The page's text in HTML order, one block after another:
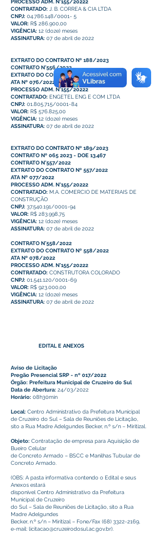
PROCESSO ADM. N°155/20222
CONTRATADO: J. B. CORREA & CIA LTDA
CNPJ: 04.786.148/0001- 5
VALOR: R$ 286.900,00
VIGÊNCIA: 12 (doze) meses
ASSINATURA: 07 de abril de 2022
EXTRATO DO CONTRATO Nº 188/2023
CONTRATO N°556/2022
EXTRATO DO CONTRATO Nº 556/2022
ATA Nº 076/2022
PROCESSO ADM. N°155/20222
CONTRATADO: ENGETEL ENG E COM LTDA
CNPJ: 01.805.715/0001-84
VALOR: R$ 576.825,00
VIGÊNCIA: 12 (doze) meses
ASSINATURA: 07 de abril de 2022
EXTRATO DO CONTRATO Nº 189/2023
CONTRATO Nº 065 2023 - DOE 13.467
CONTRATO N°557/2022
EXTRATO DO CONTRATO Nº 557/2022
ATA Nº 077/2022
PROCESSO ADM. N°155/20222
CONTRATADO: M.A. COMERCIO DE MATERIAIS DE
CONSTRUÇÃO
CNPJ: 37.540.191/0001-94
VALOR: R$ 283.998,75
VIGÊNCIA: 12 (doze) meses
ASSINATURA: 07 de abril de 2022
CONTRATO N°558/2022
EXTRATO DO CONTRATO Nº 558/2022
ATA Nº 078/2022
PROCESSO ADM. N°155/20222
CONTRATADO: CONSTRUTORA COLORADO
CNPJ: 01.541.120/0001-69
VALOR: R$ 923.000,00
VIGÊNCIA: 12 (doze) meses
ASSINATURA: 07 de abril de 2022
EDITAL E ANEXOS
Aviso de Licitação
Pregão Presencial SRP - nº 017/2022
Órgão: Prefeitura Municipal de Cruzeiro do Sul
Data de Abertura: 24/03/2022
Horário: 08h30min
Local: Centro Administrativo da Prefeitura Municipal
de Cruzeiro do Sul – Sala de Reuniões de Licitação,
sito a Rua Madre Adelgundes Becker, n.º s/n – Miritizal.
Objeto: Contratação de empresa para Aquisição de
Bueiro Celular
de Concreto Armado – BSCC e Manilhas Tubular de
Concreto Armado.
(OBS: A pasta informativa contendo o Edital e seus
Anexos estará
disponível Centro Administrativo da Prefeitura
Municipal de Cruzeiro
do Sul – Sala de Reuniões de Licitação, sito a Rua
Madre Adelgundes
Becker, n.º s/n – Miritizal – Fone/Fax (68) 3322-2169,
e-mail: licitacao@cruzeirodosul.ac.gov.br).